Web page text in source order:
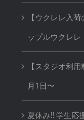
【ウクレレ入
ップルウクレレ
【スタジオ利
月1日〜
夏休み!! 学生応